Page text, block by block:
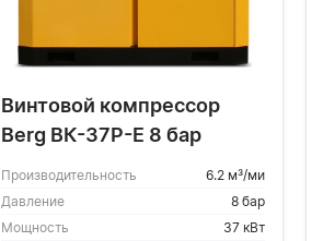
Винтовой компрессор
Berg ВК-37Р-Е 8 бар
Производительность
6.2 м³/ми
Давление
8 бар
Мощность
37 кВт